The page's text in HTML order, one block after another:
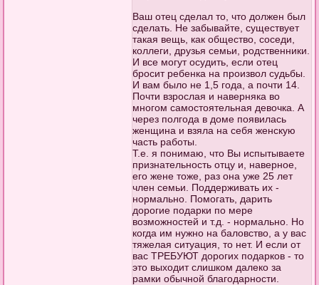
Ваш отец сделал то, что должен был
сделать. Не забывайте, существует
такая вещь, как общество, соседи,
коллеги, друзья семьи, родственники.
И все могут осудить, если отец
бросит ребенка на произвол судьбы.
И вам было не 1,5 года, а почти 14.
Почти взрослая и наверняка во
многом самостоятельная девочка. А
через полгода в доме появилась
женщина и взяла на себя женскую
часть работы.
Т.е. я понимаю, что Вы испытываете
признательность отцу и, наверное,
его жене тоже, раз она уже 25 лет
член семьи. Поддерживать их -
нормально. Помогать, дарить
дорогие подарки по мере
возможностей и т.д. - нормально. Но
когда им нужно на баловство, а у вас
тяжелая ситуация, то нет. И если от
вас ТРЕБУЮТ дорогих подарков - то
это выходит слишком далеко за
рамки обычной благодарности.